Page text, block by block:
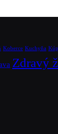
Koberce Kuchyňa
Zdravý